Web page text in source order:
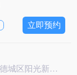
立即预约
地址：山东省德州市德城区阳光新天地1802